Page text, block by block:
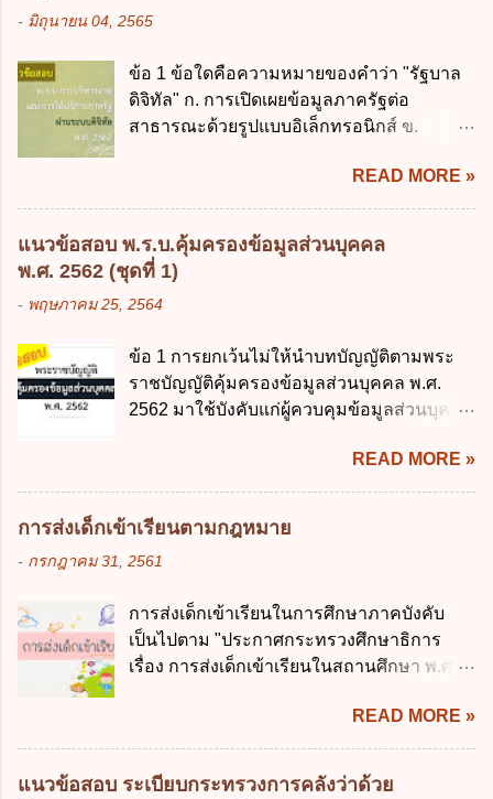
โปร่งใสและตรวจสอบได้ ข้อ 4. พระราช
บัญญัติวิธีการงบประมาณ พ.ศ. 2561 บัญญัติ
ให้การบริหา...
เกินร้อยละ 60 ข้อ 3 กฎหมายว่าด้วยวินัยการ
กฎหมายที่ให้จัดเก็บภาษีอากรหรือค่า
ธรรมเนียมเพิ่มขึ้นจากที่กำหนดไว้ในกฎหมาย
เพื่อการนำไปใช้จ่ายตามวัตถุประสงค์หรือเพื่อ
ข้อใด ก. เป็นไปตามความต้องการของชุมชน
ข. เพื่อป็นรายได้ขององค์กรปกครองส่วนท้อง
ถิ่น ค. มีเหตุจำเป็นหรือเหตุฉุกเฉินที่มิอาจหลีก
เลี่ยงได้ ง. สอดคล้องกับยุทธศาสตร์ชาติ ข้อ 4
ประกอบการพิจารณาในเรื่องต่อไปนี้ ยกเว้น
ข้อใด ก. การจัดเก็บหรือหารายได้ ข. การ
จัดสรรงบประมาณรายจ่าย ค. การจัดทำงบ
- มิถุนายน 04, 2565
ข้อ 1 ข้อใดคือความหมายของคำว่า "รัฐบาล
ดิจิทัล" ก. การเปิดเผยข้อมูลภาครัฐต่อ
สาธารณะด้วยรูปแบบอิเล็กทรอนิกส์ ข.
การบริหารงาน การให้บริการ การบูรณาการ
ข้อมูลภาครัฐ ค. วิธีการนำสัญลักษณ์ศูนย์และ
หนึ่ง เพื่อใช้สร้างระบบต่าง ๆ ง. สำนักงาน
พัฒนารัฐบาลดิจิทัล (องค์การมหาชน) ข้อ 2
การบริหารงานภาครัฐและการจัดทำบริการ
สาธารณะผ่านระบบดิจิทัล ต้องมีวัตถุประสงค์
ดิจิทัลอย่างคุ้มค่าและเต็มศักยภาพ ข. พัฒนา
โครงสร้างพื้นฐานด้านดิจิทัลที่จำเป็นให้เป็นไป
ตามมาตรฐานสากล ค. พัฒนาการเชื่อมโยง
จ่ายงบประมาณให้เกิดความคุ้มค่าและเป็นไป
ตามเป้าหมาย ข้อ 3 ข้อใดกล่าวได้ถูกต้องที่สุด
เกี่ยวกับ "แผนพัฒนารัฐบาลดิจิทัล" ก. เป็นธร
รับผิดชอบในการบริหารจัดการข้อมูลของ
หน่วยงานของรัฐ ง. กำหนดกรอบและทิศทาง
การบริหารงานภาครัฐและการจัดทำบริการ
พัฒนารัฐบาลดิจิทัลโดยตำแหน่ง ม...
READ MORE »
แนวข้อสอบ พ.ร.บ.คุ้มครองข้อมูลส่วนบุคคล
พ.ศ. 2562 (ชุดที่ 1)
- พฤษภาคม 25, 2564
ข้อ 1 การยกเว้นไม่ให้นำบทบัญญัติตามพระ
ราชบัญญัติคุ้มครองข้อมูลส่วนบุคคล พ.ศ.
2562 มาใช้บังคับแก่ผู้ควบคุมข้อมูลส่วนบุคคล
ข. พระราชกำหนด ค. พระราชกฤษฎีกา ง. กฎ
กระทรวง ข้อ 2 กฎหมายตามข้อ 1 กำหนด
หน่วยงานและกิจการใดที่ผู้ควบคุมข้อมูลส่วน
บุคคลไม่อยู่ในบังคับพระราชบัญญัติคุ้มครอง
ข้อมูลส่วนบุคคล พ.ศ. 2562 ก. หน่วยงานของ
ด้านความบันเทิงและนันทนาการ ง. ถูกทุกข้อ
ข้อ 3 โดยหลัก ทั่วไป พระราชบัญญัติคุ้มครอง
ข้อมูลส่วนบุคคล พ.ศ. 2562 ใช้บังคับตั้งแต่วัน
2562 ค. 28 พฤษภาคม 2562 ง. 29
พฤษภาคม 2562 ข้อ 4 "บุคคลหรือนิติบุคคล
ซึ่งมีอำนาจหน้าที่ตัดสินใจเกี่ยวกับการเก็บ
READ MORE »
การส่งเด็กเข้าเรียนตามกฎหมาย
- กรกฎาคม 31, 2561
การส่งเด็กเข้าเรียนในการศึกษาภาคบังคับ
เป็นไปตาม "ประกาศกระทรวงศึกษาธิการ
เรื่อง การส่งเด็กเข้าเรียนในสถานศึกษา พ.ศ.
เรื่อง หลักเกณฑ์และวิธีการปฏิบัติสำหรับผู้ที่
มิใช่ผู้ปกครองซึ่งมีเด็กที่มีอายุในเกณฑ์การ
ศึกษาภาคบังคับอาศัยอยู่" ออกตามความใน
READ MORE »
แนวข้อสอบ ระเบียบกระทรวงการคลังว่าด้วย